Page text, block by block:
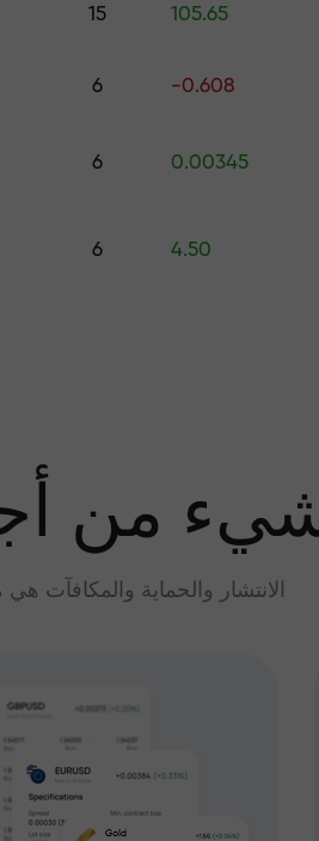
قم بإيداع المبلغ في حسابك باستخدام $333 —
15 105.65
6 -0.608
6 0.00345
6 4.50
من
الانتشار والحماية والمكافآت هي